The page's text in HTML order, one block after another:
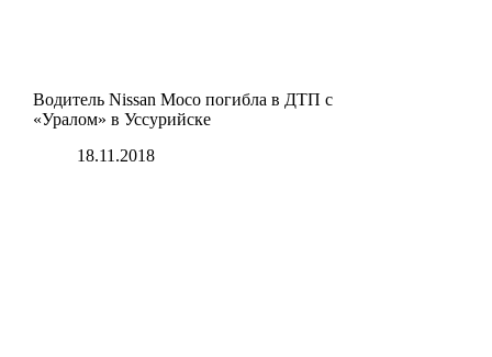
Водитель Nissan Moco погибла в ДТП с
«Уралом» в Уссурийске
18.11.2018